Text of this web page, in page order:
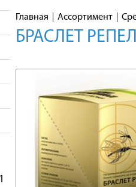
Главная Ассортимент
БРАСЛЕТ